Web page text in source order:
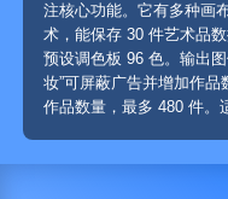
注核心功能。它有多种画
术，能保存 30 件艺术品
预设调色板 96 色。输出
妆”可屏蔽广告并增加作
作品数量，最多 480 件。